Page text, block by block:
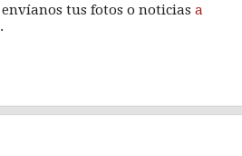
envíanos tus fotos o noticias a
.